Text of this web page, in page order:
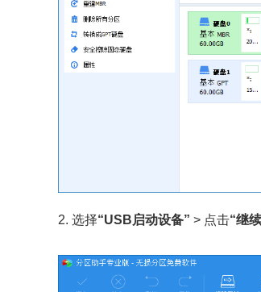
2. 选择“USB启动设备” > 点击“继